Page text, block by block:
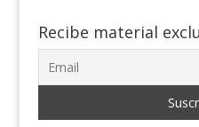
Recibe material